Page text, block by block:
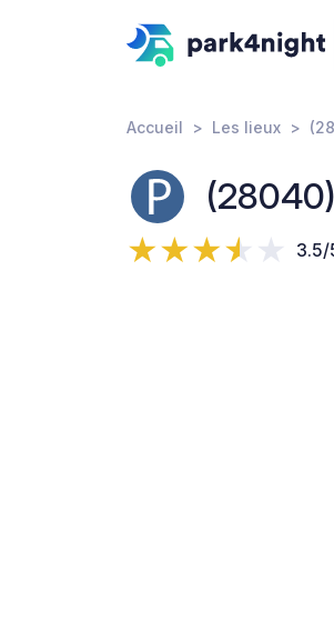
Accueil Les lieux
3.5/